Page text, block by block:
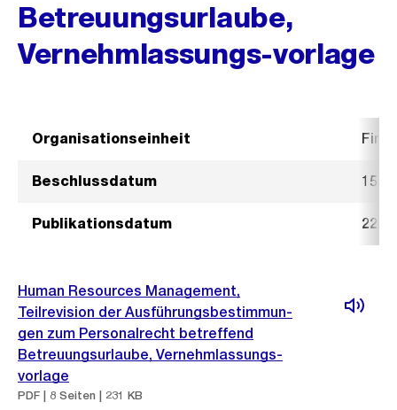
Betreuungsurlaube,
Vernehmlassungs-vorlage
Organisationseinheit
Beschlussdatum 15.
Publikationsdatum 22.
Human Resources Management,
Teilrevision der Ausführungsbestimmun-
gen zum Personalrecht betreffend
Betreuungsurlaube, Vernehmlassungs-
vorlage
PDF | 8 Seiten | 231 KB